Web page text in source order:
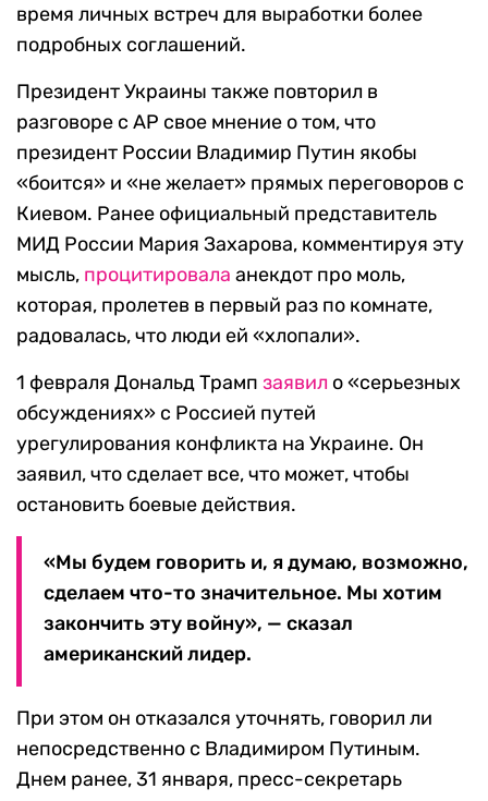
время личных встреч для выработки более
подробных соглашений.
Президент Украины также повторил в
разговоре с AP свое мнение о том, что
президент России Владимир Путин якобы
«боится» и «не желает» прямых переговоров с
Киевом. Ранее официальный представитель
МИД России Мария Захарова, комментируя эту
мысль, процитировала анекдот про моль,
которая, пролетев в первый раз по комнате,
радовалась, что люди ей «хлопали».
1 февраля Дональд Трамп заявил о «серьезных
обсуждениях» с Россией путей
урегулирования конфликта на Украине. Он
заявил, что сделает все, что может, чтобы
остановить боевые действия.
«Мы будем говорить и, я думаю, возможно,
сделаем что-то значительное. Мы хотим
закончить эту войну», — сказал
американский лидер.
При этом он отказался уточнять, говорил ли
непосредственно с Владимиром Путиным.
Днем ранее, 31 января, пресс-секретарь